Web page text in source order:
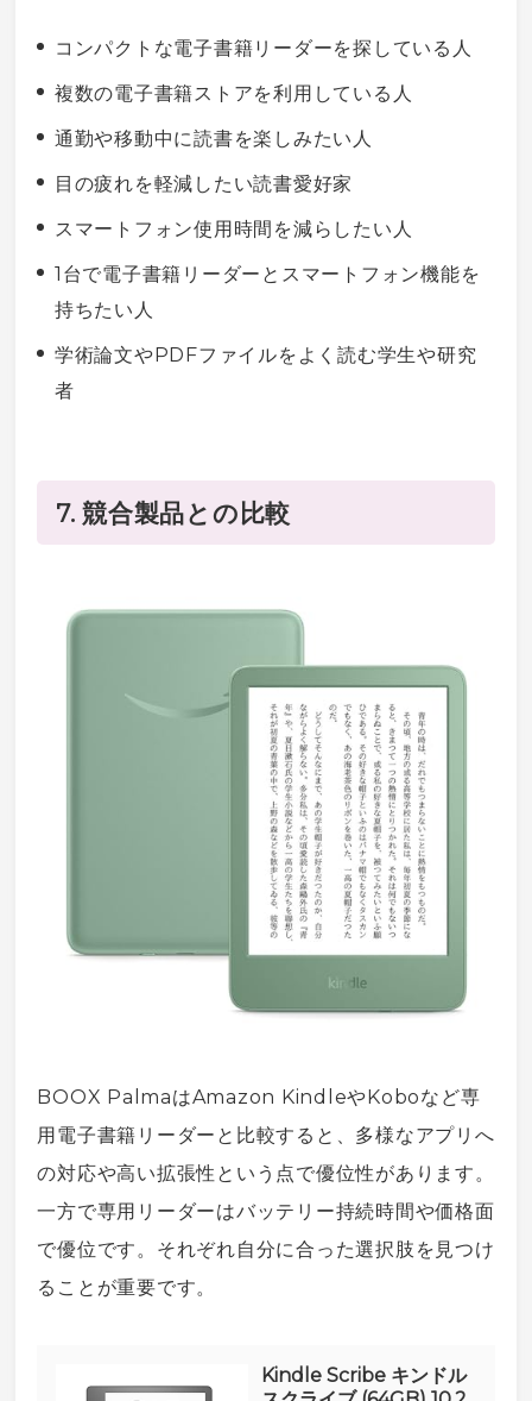
コンパクトな電子書籍リーダーを探している人
複数の電子書籍ストアを利用している人
通勤や移動中に読書を楽しみたい人
目の疲れを軽減したい読書愛好家
スマートフォン使用時間を減らしたい人
1台で電子書籍 リーダーと スマートフォン機能を
持ちたい人
学術論文やPDFファイルをよく読む学生や研究
者
7. 競合製品との比較
BOOX PalmaはAmazon Kindleや Koboなど専
用 電子書籍 リーダーと比較すると、多様なアプリへ
の対応や高い拡張性という点で優位性があります。
一方で専用リーダーはバッテリー持続時間や価格面
で優位です。それぞれ自分に合った選択肢を見つけ
ることが重要です。
Kindle Scribe キンドル